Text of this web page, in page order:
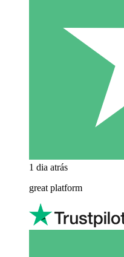
1 dia atrás
great platform